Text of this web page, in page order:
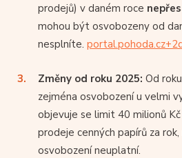
prodejů) v daném roce
mohou být osvobozeny od
nesplníte.
Změny od roku 2025: Od
zejména osvobození u velmi
objevuje se limit 40 milionů
prodeje cenných papírů za
osvobození neuplatní.